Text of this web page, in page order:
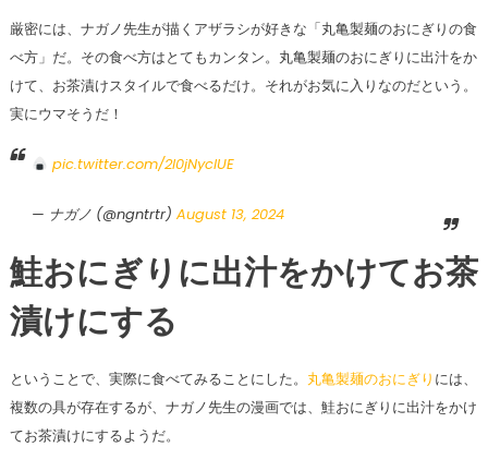
厳密には、ナガノ先生が描くアザラシが好きな「丸亀製麺のおにぎりの食
べ方」だ。その食べ方はとてもカンタン。丸亀製麺のおにぎりに出汁をか
けて、お茶漬けスタイルで食べるだけ。それがお気に入りなのだという。
実にウマそうだ！
pic.twitter.com/2l0jNyclUE
— ナガノ (@ngntrtr) August 13, 2024
鮭おにぎりに出汁をかけてお茶
漬けにする
ということで、実際に食べてみることにした。 丸亀製麺のおにぎり には、
複数の具が存在するが、ナガノ先生の漫画では、鮭おにぎりに出汁をかけ
てお茶漬けにするようだ。